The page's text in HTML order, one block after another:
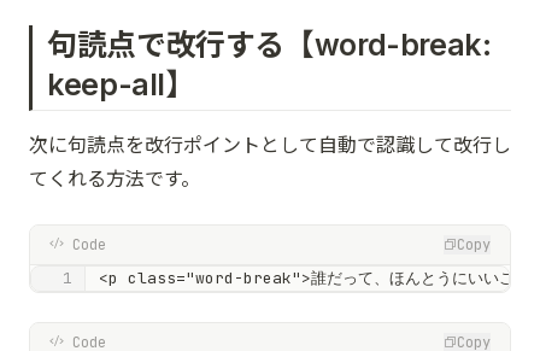
句読点で改行する【word-break:
keep-all】
次に句読点を改行ポイントとして自動で認識して改行し
てくれる方法です。
Code Copy
<p class="word-break">誰だって、ほんとうにいいこと
Code Copy